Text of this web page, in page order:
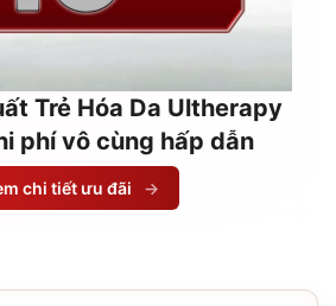
Trẻ Hóa Da Ultherapy
phí vô cùng hấp dẫn
chi tiết ưu đãi →